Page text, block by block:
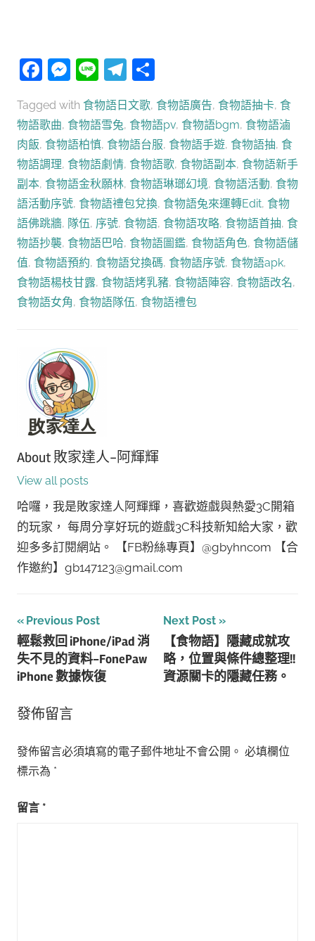
Facebook
Messenger
LineTelegram
Tagged with 食物語日文歌, 食物語廣告, 食物語抽卡, 食
物語歌曲, 食物語雪兔, 食物語pv, 食物語bgm, 食物語滷
肉飯, 食物語柏慎, 食物語台服, 食物語手遊, 食物語抽, 食
物語調理, 食物語劇情, 食物語歌, 食物語副本, 食物語新手
副本, 食物語金秋願林, 食物語琳瑯幻境, 食物語活動, 食物
語活動序號, 食物語禮包兌換, 食物語兔來運轉Edit, 食物
語佛跳牆, 隊伍, 序號, 食物語, 食物語攻略, 食物語首抽, 食
物語抄襲, 食物語巴哈, 食物語圖鑑, 食物語角色, 食物語儲
值, 食物語預約, 食物語兌換碼, 食物語序號, 食物語apk,
食物語楊枝甘露, 食物語烤乳豬, 食物語陣容, 食物語改名,
食物語女角, 食物語隊伍, 食物語禮包
About敗家達人-阿輝輝
View all posts
哈囉，我是敗家達人阿輝輝，喜歡遊戲與熱愛3C開箱
的玩家， 每周分享好玩的遊戲3C科技新知給大家，歡
迎多多訂閱網站。 【FB粉絲專頁】@gbyhncom 【合
作邀約】gb147123@gmail.com
文
章
導
覽
Previous Post
輕鬆救回 iPhone/iPad 消
失不見的資料-FonePaw
iPhone 數據恢復
Next Post
【食物語】隱藏成就攻
略，位置與條件總整理!!
資源關卡的隱藏任務。
發佈留言
發佈留言必須填寫的電子郵件地址不會公開。 必填欄位
標示為 *
留言 *